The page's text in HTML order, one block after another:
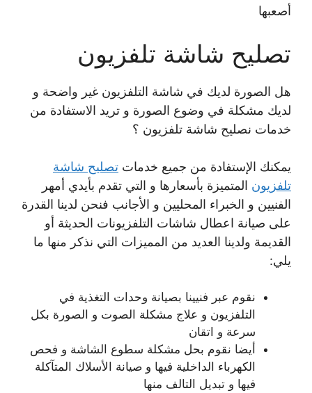
أصعبها
تصليح شاشة تلفزيون
هل الصورة لديك في شاشة التلفزيون غير واضحة و
لديك مشكلة في وضوع الصورة و تريد الاستفادة من
خدمات نصليح شاشة تلفزيون ؟
يمكنك الإستفادة من جميع خدمات تصليح شاشة
تلفزيون المتميزة بأسعارها و التي تقدم بأيدي أمهر
الفنيين و الخبراء المحليين و الأجانب فنحن لدينا القدرة
على صيانة اعطال شاشات التلفزيونات الحديثة أو
القديمة ولدينا العديد من المميزات التي نذكر منها ما
يلي:
نقوم عبر فنيينا بصيانة وحدات التغذية في
التلفزيون و علاج مشكلة الصوت و الصورة بكل
سرعة و اتقان
أيضا نقوم بحل مشكلة سطوع الشاشة و فحص
الكهرباء الداخلية فيها و صيانة الأسلاك المتآكلة
فيها و تبديل التالف منها